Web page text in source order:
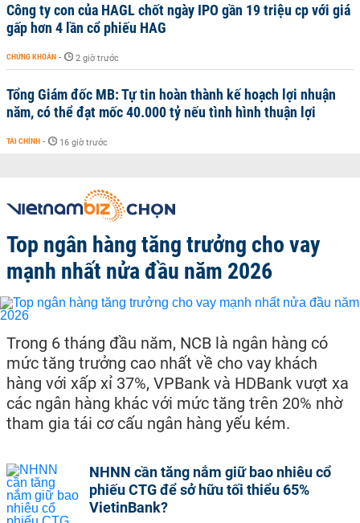
Công ty con của HAGL chốt ngày IPO gần 19 triệu cp với giá
gấp hơn 4 lần cổ phiếu HAG
CHỨNG KHOÁN - 2 giờ trước
Tổng Giám đốc MB: Tự tin hoàn thành kế hoạch lợi nhuận
năm, có thể đạt mốc 40.000 tỷ nếu tình hình thuận lợi
TÀI CHÍNH - 16 giờ trước
Top ngân hàng tăng trưởng cho vay
mạnh nhất nửa đầu năm 2026
Trong 6 tháng đầu năm, NCB là ngân hàng có
mức tăng trưởng cao nhất về cho vay khách
hàng với xấp xỉ 37%, VPBank và HDBank vượt xa
các ngân hàng khác với mức tăng trên 20% nhờ
tham gia tái cơ cấu ngân hàng yếu kém.
NHNN cần tăng nắm giữ bao nhiêu cổ
phiếu CTG để sở hữu tối thiểu 65%
VietinBank?